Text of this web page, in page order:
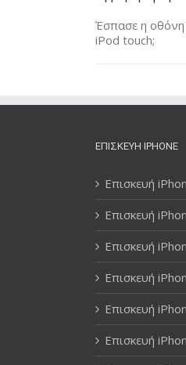
Έσπασε η οθόνη
iPod touch;
ΕΠΙΣΚΕΥΉ IPHONE
Επισκευή
Επισκευή
Επισκευή
Επισκευή
Επισκευή
Επισκευή